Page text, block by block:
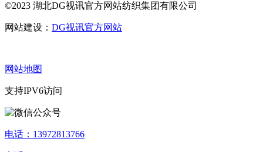
©2023 湖北DG视讯官方网站纺织集团有限公司
网站建设： DG视讯官方网站
网站地图
支持IPV6访问
电话：13972813766